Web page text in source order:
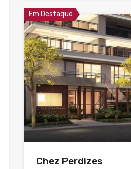
Em Destaque
Chez Perdizes